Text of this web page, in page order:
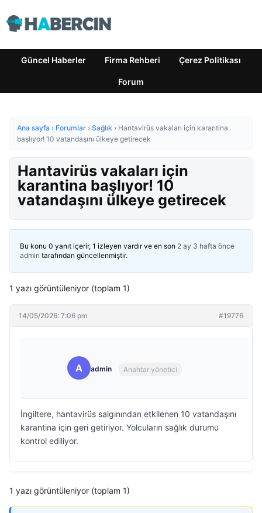
Güncel Haberler Firma Rehberi Çerez Politikası
Forum
Ana sayfa › Forumlar › Sağlık › Hantavirüs vakaları için karantina
başlıyor! 10 vatandaşını ülkeye getirecek
Hantavirüs vakaları için
karantina başlıyor! 10
vatandaşını ülkeye getirecek
Bu konu 0 yanıt içerir, 1 izleyen vardır ve en son 2 ay 3 hafta önce
admin tarafından güncellenmiştir.
1 yazı görüntüleniyor (toplam 1)
14/05/2026: 7:06 pm #19776
A admin Anahtar yönetici
İngiltere, hantavirüs salgınından etkilenen 10 vatandaşını
karantina için geri getiriyor. Yolcuların sağlık durumu
kontrol ediliyor.
1 yazı görüntüleniyor (toplam 1)